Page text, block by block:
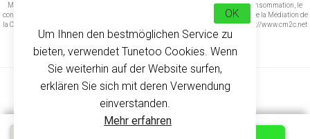
Zweifarbiges Herren-T-Shirt
ab 5.20 €
Médiation de la consommation Conformément à l’article L.616-1 du Code de la consommation, le
consommateur peut recourir gratuitement au médiateur suivant : CM2C – Centre de la Médiation de
la Consommation de Conciliateurs de Justice 14 rue Saint Jean 75017 Paris https://www.cm2c.net
cm2c@cm2c.net
Um Ihnen den bestmöglichen Service zu
bieten, verwendet Tunetoo Cookies. Wenn
Sie weiterhin auf der Website surfen,
erklären Sie sich mit deren Verwendung
einverstanden.
Mehr erfahren
OK